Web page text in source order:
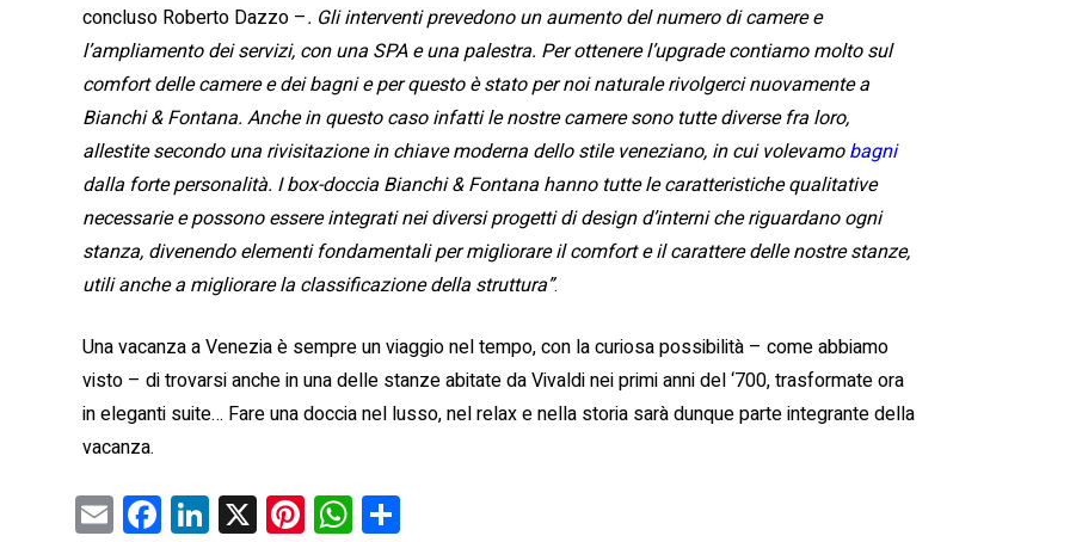
concluso Roberto Dazzo –. Gli interventi prevedono un aumento del numero di camere e
l’ampliamento dei servizi, con una SPA e una palestra. Per ottenere l’upgrade contiamo molto sul
comfort delle camere e dei bagni e per questo è stato per noi naturale rivolgerci nuovamente a
Bianchi & Fontana. Anche in questo caso infatti le nostre camere sono tutte diverse fra loro,
allestite secondo una rivisitazione in chiave moderna dello stile veneziano, in cui volevamobagni
dalla forte personalità. I box-doccia Bianchi & Fontana hanno tutte le caratteristiche qualitative
necessarie e possono essere integrati nei diversi progetti di design d’interni che riguardano ogni
stanza, divenendo elementi fondamentali per migliorare il comfort e il carattere delle nostre stanze,
utili anche a migliorare la classificazione della struttura”.
Una vacanza a Venezia è sempre un viaggio nel tempo, con la curiosa possibilità – come abbiamo
visto – di trovarsi anche in una delle stanze abitate da Vivaldi nei primi anni del ‘700, trasformate ora
in eleganti suite… Fare una doccia nel lusso, nel relax e nella storia sarà dunque parte integrante della
vacanza.
E F Li X Pi W C